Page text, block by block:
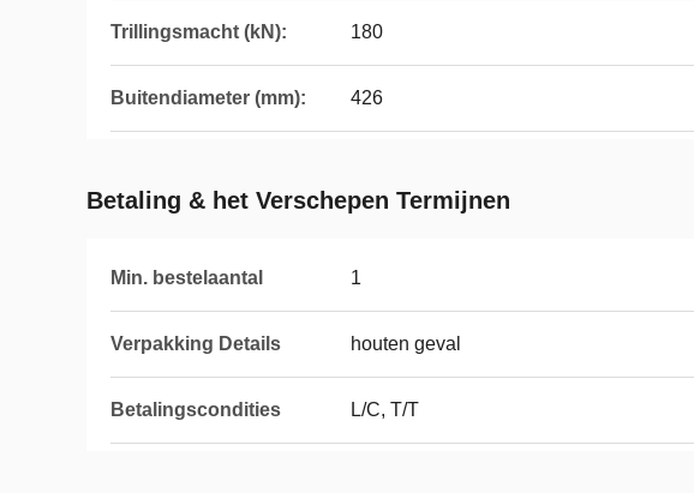
Trillingsmacht (kN): 180
Buitendiameter (mm): 426
Betaling & het Verschepen Termijnen
Min. bestelaantal 1
Verpakking Details houten geval
Betalingscondities L/C, T/T